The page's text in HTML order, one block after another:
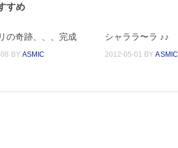
すめ
の奇跡、、、完成
BY ASMIC
シャララ〜ラ ♪♪
2012-05-01 BYASMIC